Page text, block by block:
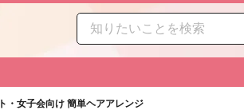
・女子会向け 簡単ヘアアレンジ